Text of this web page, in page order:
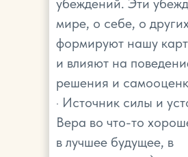
убеждений. Эти
мире, о себе, о
формируют нашу
и влияют на
решения и
· Источник силы и
Вера во что-то
в лучшее будущее, в